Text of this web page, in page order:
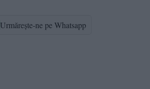
Urmărește-ne pe Whatsapp